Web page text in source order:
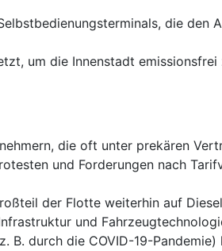
die den
um die Innenstadt
die oft unter prekären
und Forderungen nach
der Flotte weiterhin auf
und
B. durch die COVID-19-